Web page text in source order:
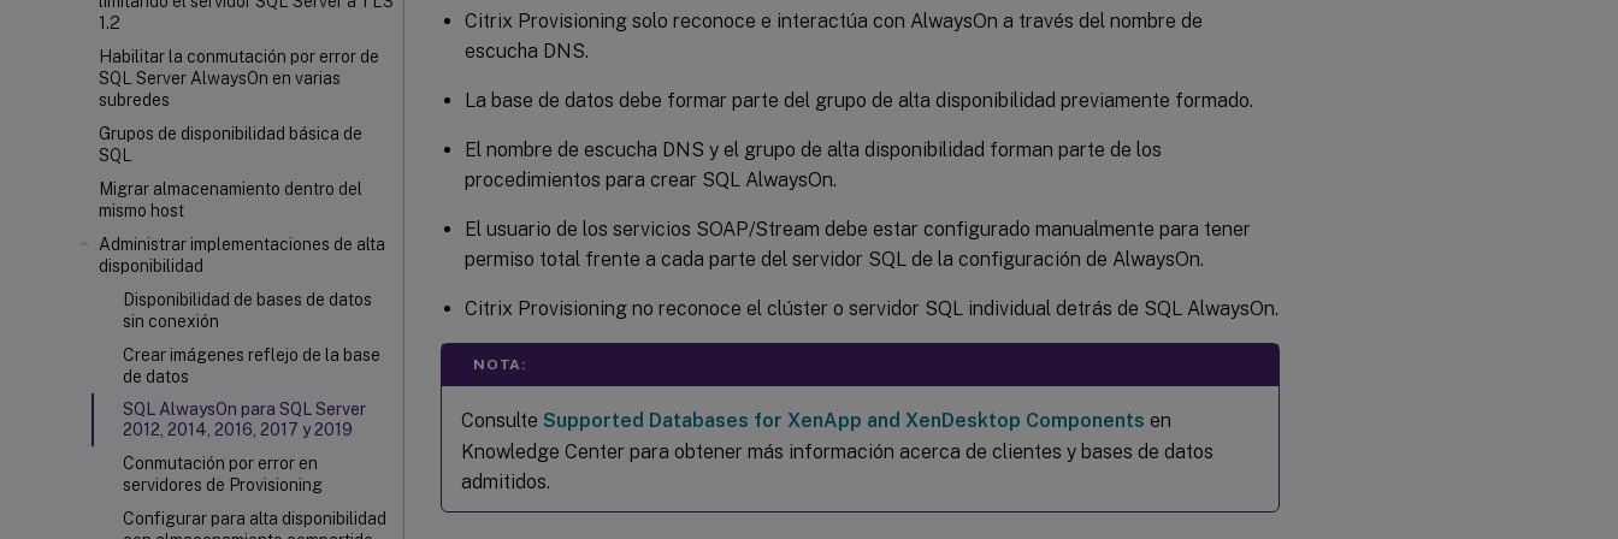
1.2
Habilitar la conmutación por error de
SQL Server AlwaysOn en varias
subredes
Grupos de disponibilidad básica de
SQL
Migrar almacenamiento dentro del
mismo host
Administrar implementaciones de alta
disponibilidad
Disponibilidad de bases de datos
sin conexión
Crear imágenes reflejo de la base
de datos
SQL AlwaysOn para SQL Server
2012, 2014, 2016, 2017 y 2019
Conmutación por error en
servidores de Provisioning
Configurar para alta disponibilidad
Citrix Provisioning solo reconoce e interactúa con AlwaysOn a través del nombre de
escucha DNS.
La base de datos debe formar parte del grupo de alta disponibilidad previamente formado.
El nombre de escucha DNS y el grupo de alta disponibilidad forman parte de los
procedimientos para crear SQL AlwaysOn.
El usuario de los servicios SOAP/Stream debe estar configurado manualmente para tener
permiso total frente a cada parte del servidor SQL de la configuración de AlwaysOn.
Citrix Provisioning no reconoce el clúster o servidor SQL individual detrás de SQL AlwaysOn.
NOTA:
Consulte Supported Databases for XenApp and XenDesktop Components en
Knowledge Center para obtener más información acerca de clientes y bases de datos
admitidos.